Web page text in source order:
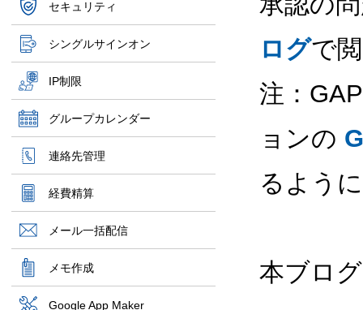
セキュリティ
シングルサインオン
IP制限
グループカレンダー
連絡先管理
経費精算
メール一括配信
メモ作成
Google App Maker
ログで
注：
ョンの
るよう
本ブロ